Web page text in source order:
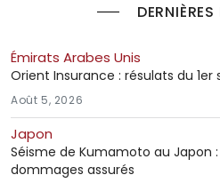
Émirats Arabes Unis
Orient Insurance : résulats du 1er
Août 5, 2026
Japon
Séisme de Kumamoto au Japon :
dommages assurés